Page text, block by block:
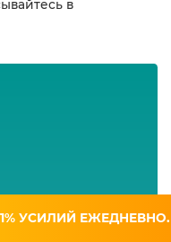
в
УСИЛИЙ ЕЖЕДНЕВНО.